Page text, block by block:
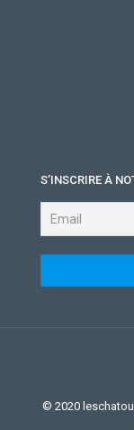
S’INSCRIRE À
© 2020